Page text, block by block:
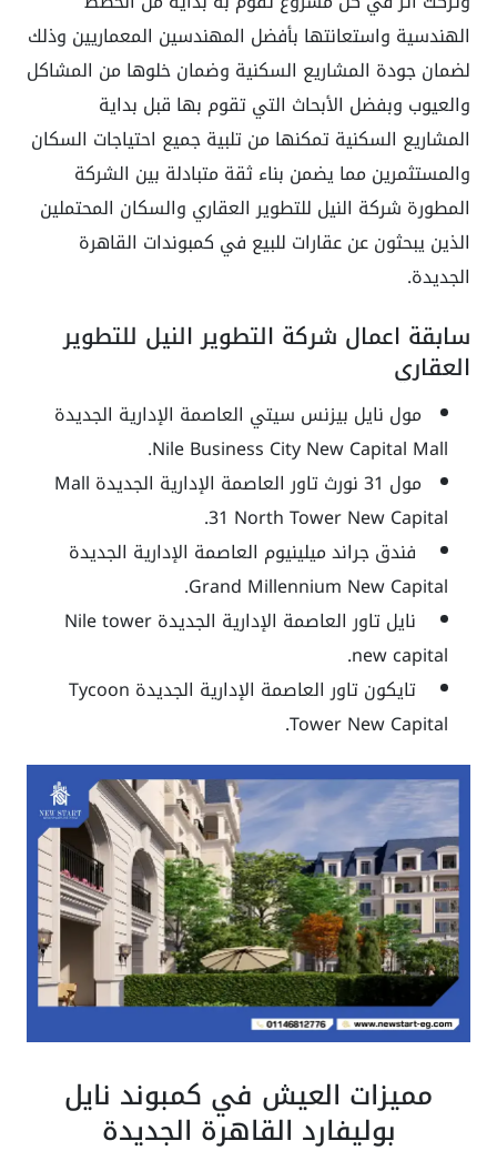
الهندسية واستعانتها بأفضل المهندسين المعماريين وذلك
لضمان جودة المشاريع السكنية وضمان خلوها من المشاكل
والعيوب وبفضل الأبحاث التي تقوم بها قبل بداية
المشاريع السكنية تمكنها من تلبية جميع احتياجات السكان
والمستثمرين مما يضمن بناء ثقة متبادلة بين الشركة
المطورة شركة النيل للتطوير العقاري والسكان المحتملين
الذين يبحثون عن عقارات للبيع في كمبوندات القاهرة
الجديدة.
سابقة اعمال شركة التطوير النيل للتطوير
العقاري
مول نايل بيزنس سيتي العاصمة الإدارية الجديدة
Nile Business City New Capital Mall.
مول 31 نورث تاور العاصمة الإدارية الجديدة Mall
31 North Tower New Capital.
فندق جراند ميلينيوم العاصمة الإدارية الجديدة
Grand Millennium New Capital.
نايل تاور العاصمة الإدارية الجديدة Nile tower
new capital.
تايكون تاور العاصمة الإدارية الجديدة Tycoon
Tower New Capital.
مميزات العيش في كمبوند نايل
بوليفارد القاهرة الجديدة